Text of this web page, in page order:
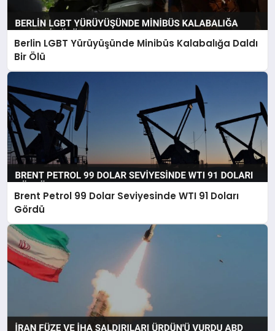
Berlin LGBT Yürüyüşünde Minibüs Kalabalığa Daldı
Bir Ölü
Brent Petrol 99 Dolar Seviyesinde WTI 91 Doları
Gördü